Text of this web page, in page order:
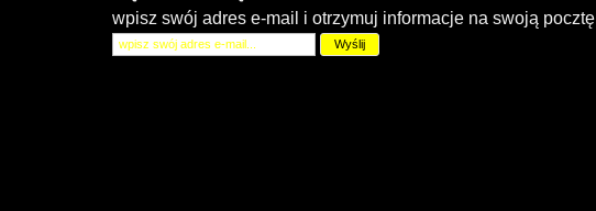
wpisz swój adres e-mail i otrzymuj informacje na swoją pocztę